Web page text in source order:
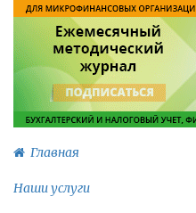
Главная
Наши услуги